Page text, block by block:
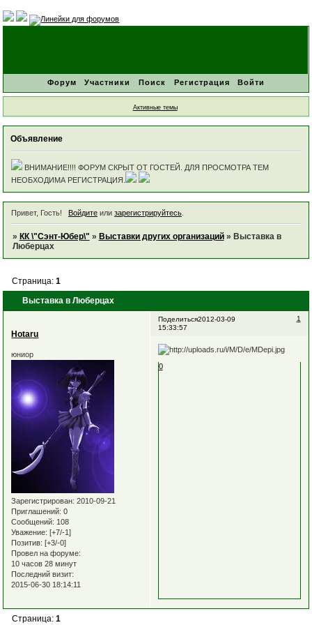
Форум Участники Поиск Регистрация Войти
Активные темы
Объявление
ВНИМАНИЕ!!!! ФОРУМ СКРЫТ ОТ ГОСТЕЙ. ДЛЯ ПРОСМОТРА ТЕМ
НЕОБХОДИМА РЕГИСТРАЦИЯ.
Привет, Гость! Войдитеили зарегистрируйтесь.
» КК \"Сэнт-Юбер\" » Выставки других организаций » Выставка в
Люберцах
Выставка в Люберцах
Страница: 1
Поделиться 1
2012-03-09
15:33:57
Hotaru
юниор
Зарегистрирован: 2010-09-21
Приглашений: 0
Сообщений: 108
Уважение: [+7/-1]
Позитив: [+3/-0]
Провел на форуме:
10 часов 28 минут
Последний визит:
2015-06-30 18:14:11
0
Страница: 1